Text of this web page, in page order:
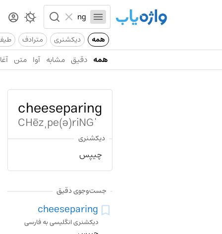
همه دیکشنری مترادف
همه دقیق مشابه آوا متن
cheeseparing
ˈCHēzˌpe(ə)riNG
دیکشنری
چیپس
جست‌وجوی دقیق
cheeseparing
دیکشنری انگلیسی به فارسی